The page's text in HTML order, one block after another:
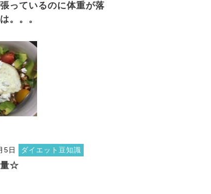
っているのに体重が落
。。。
5日 ダイエット豆知識
量☆